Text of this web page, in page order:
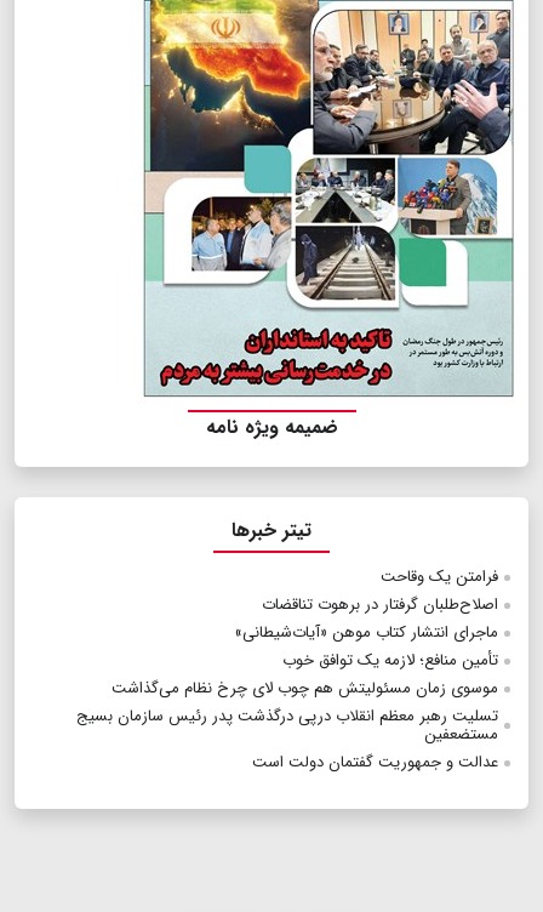
ضمیمه ویژه نامه
تیتر خبرها
فرامتن یک وقاحت
اصلاح‌طلبان گرفتار در برهوت تناقضات
ماجرای انتشار کتاب موهن «آیات‌شیطانی»
تأمین منافع؛ لازمه یک توافق خوب
موسوی زمان مسئولیتش هم چوب لای چرخ نظام می‌گذاشت
تسلیت رهبر معظم انقلاب درپی درگذشت پدر رئیس سازمان بسیج
مستضعفین
عدالت و جمهوريت گفتمان دولت است